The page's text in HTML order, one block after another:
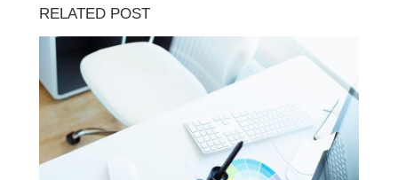
RELATED POST